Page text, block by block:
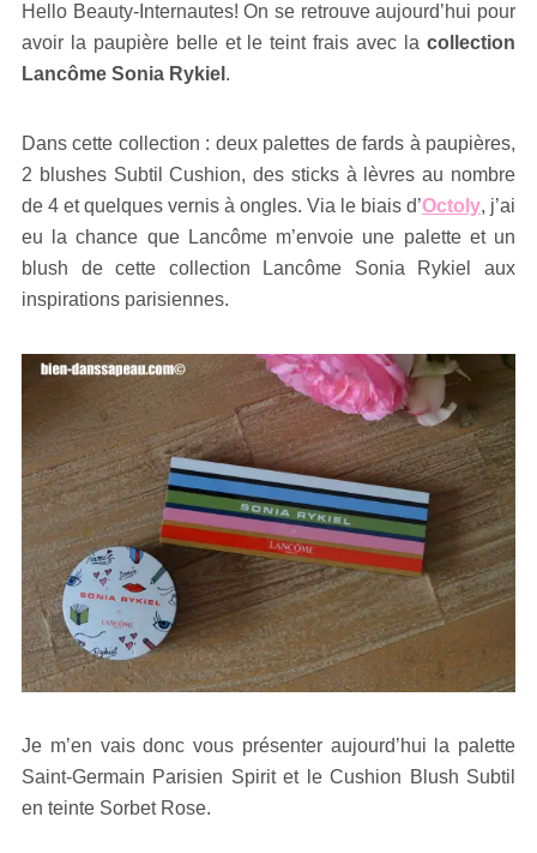
Hello Beauty-Internautes! On se retrouve aujourd’hui pour
avoir la paupière belle et le teint frais avec la collection
Lancôme Sonia Rykiel .
Dans cette collection : deux palettes de fards à paupières,
2 blushes Subtil Cushion, des sticks à lèvres au nombre
de 4 et quelques vernis à ongles. Via le biais d’Octoly, j’ai
eu la chance que Lancôme m’envoie une palette et un
blush de cette collection Lancôme Sonia Rykiel aux
inspirations parisiennes.
Je m’en vais donc vous présenter aujourd’hui la palette
Saint-Germain Parisien Spirit et le Cushion Blush Subtil
en teinte Sorbet Rose.